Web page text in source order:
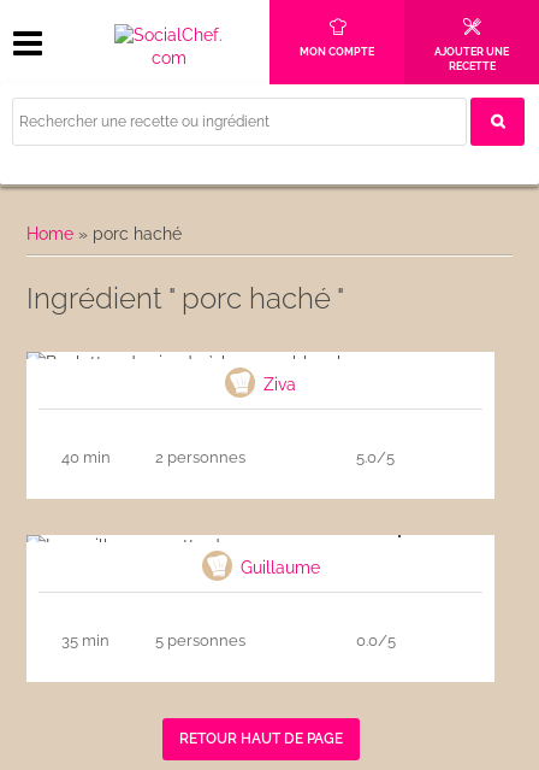
MON COMPTE
AJOUTER UNE
RECETTE
Home » porc haché
Ingrédient " porc haché "
Ziva
40 min 2 personnes 5.0/5
Guillaume
35 min 5 personnes 0.0/5
RETOUR HAUT DE PAGE